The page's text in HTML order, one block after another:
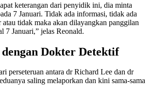
keterangan dari penyidik ini, dia minta
7 Januari. Tidak ada informasi, tidak ada
atau tidak maka akan dilayangkan panggilan
7 Januari,” jelas Reonald.
Dokter Detektif
perseteruan antara dr Richard Lee dan dr
saling melaporkan dan kini sama-sama